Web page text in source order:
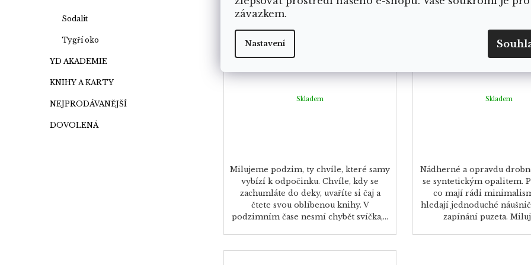
závazkem.
Nastavení
Sodalit
Tygří oko
YD AKADEMIE
KNIHY A KARTY
NEJPRODÁVANĚJŠÍ
DOVOLENÁ
Skladem
Milujeme podzim, ty chvíle, které samy
vybízí k odpočinku. Chvíle, kdy se
zachumláte do deky, uvaříte si čaj a
čtete svou oblíbenou knihy. V
podzimním čase nesmí chybět svíčka,...
Skladem
Nádherné a opravdu
se syntetickým opalitem.
co mají rádi
hledají jednoduché
zapínání puzeta.